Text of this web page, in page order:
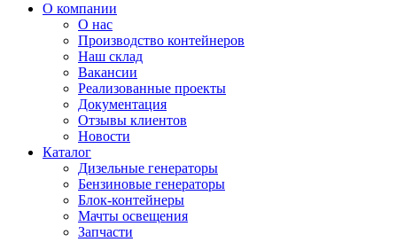
О компании
О нас
Производство контейнеров
Наш склад
Вакансии
Реализованные проекты
Документация
Отзывы клиентов
Новости
Каталог
Дизельные генераторы
Бензиновые генераторы
Блок-контейнеры
Мачты освещения
Запчасти